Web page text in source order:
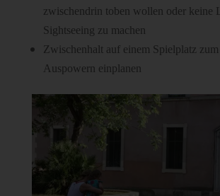
zwischendrin toben wollen oder keine
Sightseeing zu machen
Zwischenhalt auf einem Spielplatz
Auspowern einplanen